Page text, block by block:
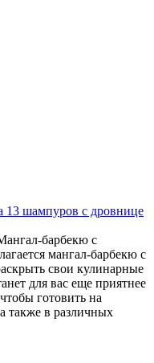
шампуров с дровнице
барбекю с
мангал-барбекю с
свои кулинарные
для вас еще приятнее
готовить на
также в различных